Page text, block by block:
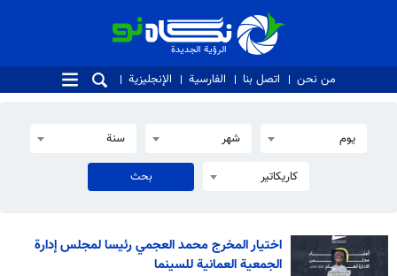
الرؤية الجديدة
الرؤية الجديدة
من نحن اتصل بنا الفارسية الإنجليزية
يوم شهر سنة
كاريكاتير
اختيار المخرج محمد العجمي رئيسا لمجلس إدارة
الجمعية العمانية للسينما